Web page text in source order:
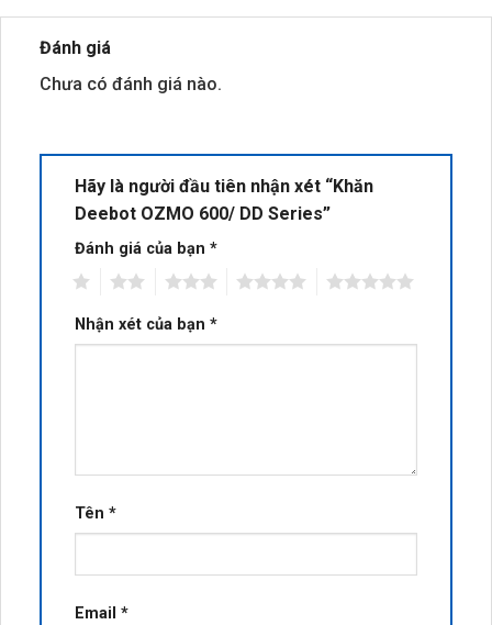
Đánh giá
Chưa có đánh giá nào.
Hãy là người đầu tiên nhận xét “Khăn
Deebot OZMO 600/ DD Series”
Đánh giá của bạn *
Nhận xét của bạn *
Tên *
Email *